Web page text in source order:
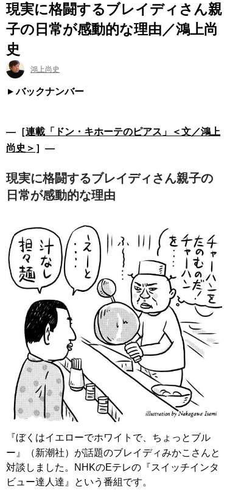
現実に格闘するブレイディさん親
子の日常が感動的な理由／鴻上尚
史
鴻上尚史
バックナンバー
―［連載「ドン・キホーテのピアス」＜文／鴻上
尚史＞ ］―
現実に格闘するブレイディさん親子の
日常が感動的な理由
『ぼくはイエローでホワイトで、ちょっとブル
ー』（新潮社）が話題のブレイディみかこさんと
対談しました。NHKのEテレの『スイッチインタ
ビュー達人達』という番組です。